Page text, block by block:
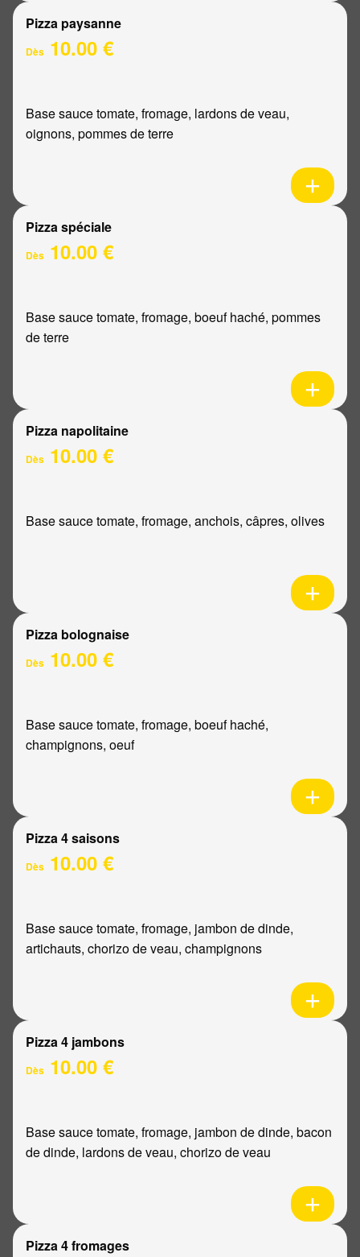
Pizza paysanne
Dès 10.00 €
Base sauce tomate, fromage, lardons de veau,
oignons, pommes de terre
Pizza spéciale
Dès 10.00 €
Base sauce tomate, fromage, boeuf haché, pommes
de terre
Pizza napolitaine
Dès 10.00 €
Base sauce tomate, fromage, anchois, câpres, olives
Pizza bolognaise
Dès 10.00 €
Base sauce tomate, fromage, boeuf haché,
champignons, oeuf
Pizza 4 saisons
Dès 10.00 €
Base sauce tomate, fromage, jambon de dinde,
artichauts, chorizo de veau, champignons
Pizza 4 jambons
Dès 10.00 €
Base sauce tomate, fromage, jambon de dinde, bacon
de dinde, lardons de veau, chorizo de veau
Pizza 4 fromages